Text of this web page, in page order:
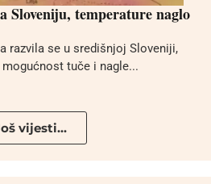
Sloveniju, temperature naglo
razvila se u središnjoj Sloveniji,
tuče i nagle...
vijesti...